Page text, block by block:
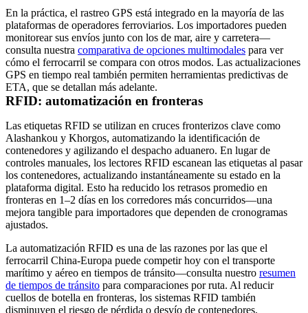
En la práctica, el rastreo GPS está integrado en la mayoría de las
plataformas de operadores ferroviarios. Los importadores pueden
monitorear sus envíos junto con los de mar, aire y carretera—
consulta nuestra comparativa de opciones multimodales para ver
cómo el ferrocarril se compara con otros modos. Las actualizaciones
GPS en tiempo real también permiten herramientas predictivas de
ETA, que se detallan más adelante.
RFID: automatización en fronteras
Las etiquetas RFID se utilizan en cruces fronterizos clave como
Alashankou y Khorgos, automatizando la identificación de
contenedores y agilizando el despacho aduanero. En lugar de
controles manuales, los lectores RFID escanean las etiquetas al pasar
los contenedores, actualizando instantáneamente su estado en la
plataforma digital. Esto ha reducido los retrasos promedio en
fronteras en 1–2 días en los corredores más concurridos—una
mejora tangible para importadores que dependen de cronogramas
ajustados.
La automatización RFID es una de las razones por las que el
ferrocarril China-Europa puede competir hoy con el transporte
marítimo y aéreo en tiempos de tránsito—consulta nuestro resumen
de tiempos de tránsito para comparaciones por ruta. Al reducir
cuellos de botella en fronteras, los sistemas RFID también
disminuyen el riesgo de pérdida o desvío de contenedores.